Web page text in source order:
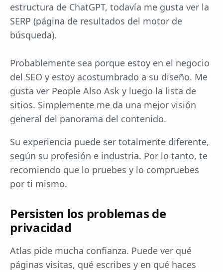
estructura de ChatGPT, todavía me gusta ver la
SERP (página de resultados del motor de
búsqueda).
Probablemente sea porque estoy en el negocio
del SEO y estoy acostumbrado a su diseño. Me
gusta ver People Also Ask y luego la lista de
sitios. Simplemente me da una mejor visión
general del panorama del contenido.
Su experiencia puede ser totalmente diferente,
según su profesión e industria. Por lo tanto, te
recomiendo que lo pruebes y lo compruebes
por ti mismo.
Persisten los problemas de
privacidad
Atlas pide mucha confianza. Puede ver qué
páginas visitas, qué escribes y en qué haces